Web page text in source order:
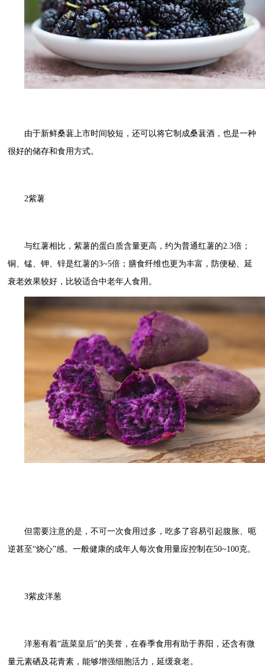
由于新鲜桑葚上市时间较短，还可以将它制成桑葚酒，也是一种
很好的储存和食用方式。
2紫薯
与红薯相比，紫薯的蛋白质含量更高，约为普通红薯的2.3倍；
铜、锰、钾、锌是红薯的3~5倍；膳食纤维也更为丰富，防便秘、延
衰老效果较好，比较适合中老年人食用。
但需要注意的是，不可一次食用过多，吃多了容易引起腹胀、呃
逆甚至“烧心”感。一般健康的成年人每次食用量应控制在50~100克。
3紫皮洋葱
洋葱有着“蔬菜皇后”的美誉，在春季食用有助于养阳，还含有微
量元素硒及花青素，能够增强细胞活力，延缓衰老。